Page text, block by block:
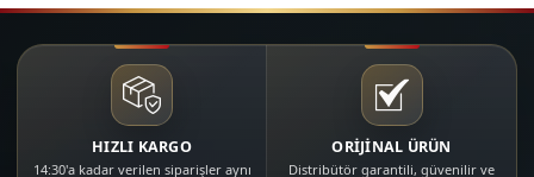
HIZLI KARGO
14:30'a kadar verilen siparişler aynı
ORİJİNAL ÜRÜN
Distribütör garantili, güvenilir ve